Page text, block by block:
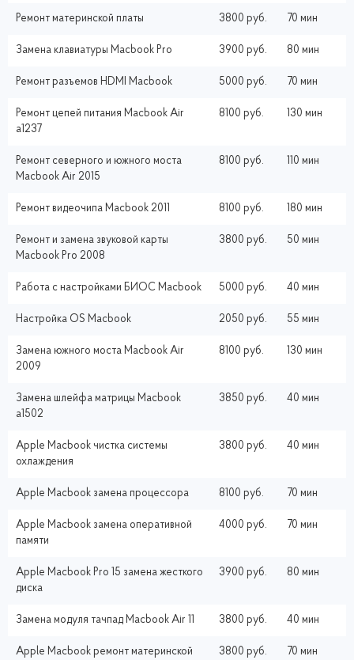
Ремонт материнской платы 3800 руб. 70 мин
Замена клавиатуры Macbook Pro 3900 руб. 80 мин
Ремонт разъемов HDMI Macbook 5000 руб. 70 мин
Ремонт цепей питания Macbook Air
a1237
8100 руб. 130 мин
Ремонт северного и южного моста
Macbook Air 2015
8100 руб. 110 мин
Ремонт видеочипа Macbook 2011 8100 руб. 180 мин
Ремонт и замена звуковой карты
Macbook Pro 2008
3800 руб. 50 мин
Работа с настройками БИОС Macbook 5000 руб. 40 мин
Настройка ОS Macbook 2050 руб. 55 мин
Замена южного моста Macbook Air
2009
8100 руб. 130 мин
Замена шлейфа матрицы Macbook
a1502
3850 руб. 40 мин
Apple Macbook чистка системы
охлаждения
3800 руб. 40 мин
Apple Macbook замена процессора 8100 руб. 70 мин
Apple Macbook замена оперативной
памяти
4000 руб. 70 мин
Apple Macbook Pro 15 замена жесткого
диска
3900 руб. 80 мин
Замена модуля тачпад Macbook Air 11 3800 руб. 40 мин
Apple Macbook ремонт материнской
3800 руб. 70 мин